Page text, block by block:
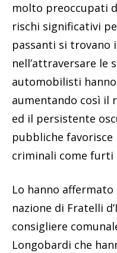
molto preoccupati
rischi significativi
passanti si trovano
nell’attraversare le
automobilisti
aumentando così il
ed il persistente
pubbliche
criminali come furti
Lo hanno
nazione di Fratelli
consigliere
Longobardi che